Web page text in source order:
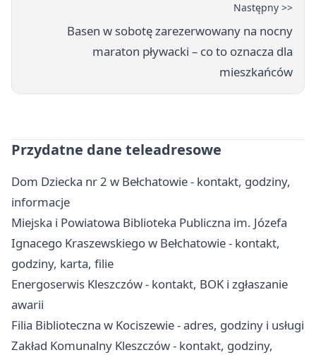
Następny >>
Basen w sobotę zarezerwowany na nocny
maraton pływacki – co to oznacza dla
mieszkańców
Przydatne dane teleadresowe
Dom Dziecka nr 2 w Bełchatowie - kontakt, godziny,
informacje
Miejska i Powiatowa Biblioteka Publiczna im. Józefa
Ignacego Kraszewskiego w Bełchatowie - kontakt,
godziny, karta, filie
Energoserwis Kleszczów - kontakt, BOK i zgłaszanie
awarii
Filia Biblioteczna w Kociszewie - adres, godziny i usługi
Zakład Komunalny Kleszczów - kontakt, godziny,